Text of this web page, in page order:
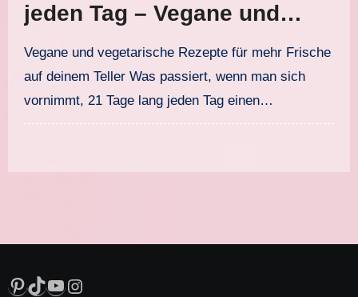
jeden Tag – Vegane und
vegetarische Salate
Vegane und vegetarische Rezepte für mehr Frische
auf deinem Teller Was passiert, wenn man sich
vornimmt, 21 Tage lang jeden Tag einen…
Pinterest
TikTok
YouTube
Instagram